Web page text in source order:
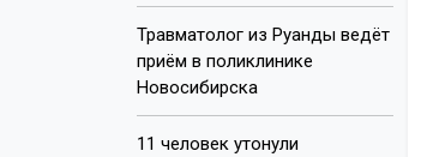
Травматолог из Руанды ведёт
приём в поликлинике
Новосибирска
11 человек утонули